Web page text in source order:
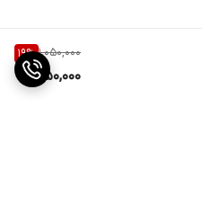
1,050,000
19%
850,000